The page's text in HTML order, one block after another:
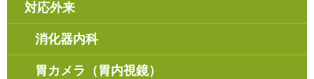
対応外来
消化器内科
胃カメラ（胃内視鏡）